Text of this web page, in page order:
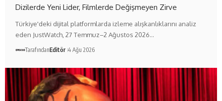
Dizilerde Yeni Lider, Filmlerde Değişmeyen Zirve
Türkiye'deki dijital platformlarda izleme alışkanlıklarını analiz
eden JustWatch, 27 Temmuz–2 Ağustos 2026…
TarafındanEditör 4 Ağu 2026